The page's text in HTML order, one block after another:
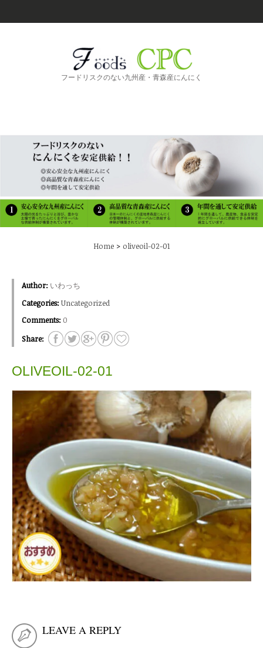
フードリスクのない九州産・青森産にんにく
Home > oliveoil-02-01
Author: いわっち
Categories:Uncategorized
Comments: 0
Share:
OLIVEOIL-02-01
LEAVE A REPLY